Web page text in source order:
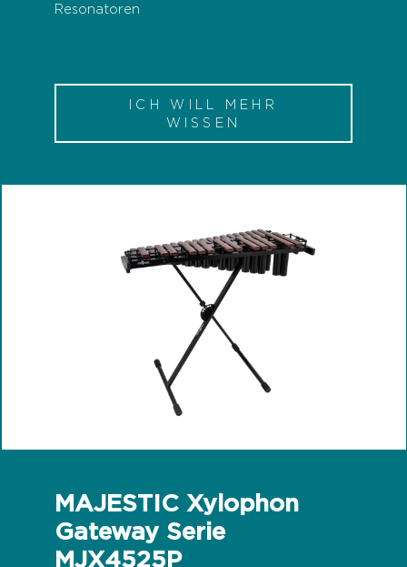
Resonatoren
ICH WILL MEHR
WISSEN
MAJESTIC Xylophon
Gateway Serie
MJX4525P